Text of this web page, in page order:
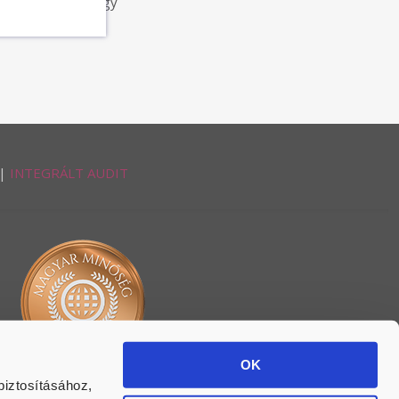
OK
| INTEGRÁLT AUDIT